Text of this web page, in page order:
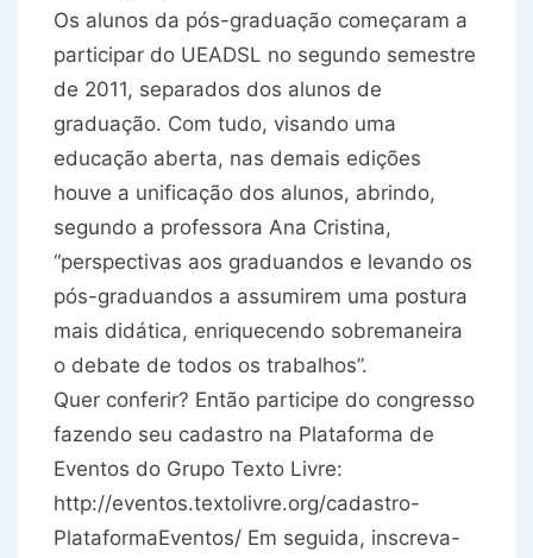
Os alunos da pós-graduação começaram a
participar do UEADSL no segundo semestre
de 2011, separados dos alunos de
graduação. Com tudo, visando uma
educação aberta, nas demais edições
houve a unificação dos alunos, abrindo,
segundo a professora Ana Cristina,
“perspectivas aos graduandos e levando os
pós-graduandos a assumirem uma postura
mais didática, enriquecendo sobremaneira
o debate de todos os trabalhos”.
Quer conferir? Então participe do congresso
fazendo seu cadastro na Plataforma de
Eventos do Grupo Texto Livre:
http://eventos.textolivre.org/cadastro-
PlataformaEventos/ Em seguida, inscreva-